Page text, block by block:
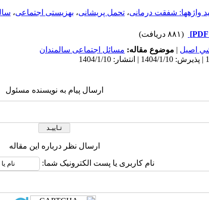
واژه­ها: شفقت درمانی، تحمل پریشانی، بهزیستی اجتماعی،
(۸۸۱ دریافت)
اصیل | موضوع مقاله: مسائل اجتماعی سالمندان
ارسال پیام به نویسنده مسئول
ارسال نظر درباره این مقاله
نام کاربری یا پست الکترونیک شما: